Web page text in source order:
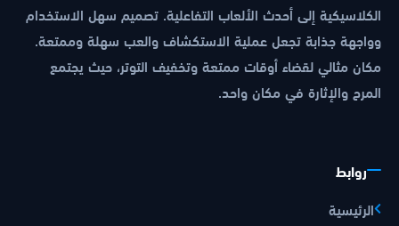
الكلاسيكية إلى أحدث الألعاب التفاعلية. تصميم سهل الاستخدام
وواجهة جذابة تجعل عملية الاستكشاف والعب سهلة وممتعة.
مكان مثالي لقضاء أوقات ممتعة وتخفيف التوتر، حيث يجتمع
المرح والإثارة في مكان واحد.
روابط
الرئيسية